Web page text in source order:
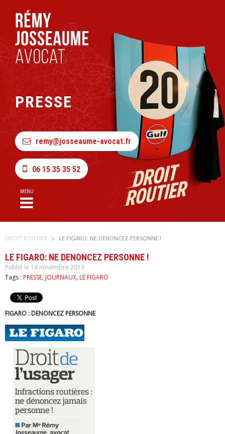
PRESSE
remy@josseaume-avocat.fr
06 15 35 35 52
MENU
DROIT ROUTIER LE FIGARO: NE DENONCEZ PERSONNE !
LE FIGARO: NE DENONCEZ PERSONNE !
Publié le 14 novembre 2013
Tags : PRESSE, JOURNAUX, LE FIGARO
FIGARO : DENONCEZ PERSONNE